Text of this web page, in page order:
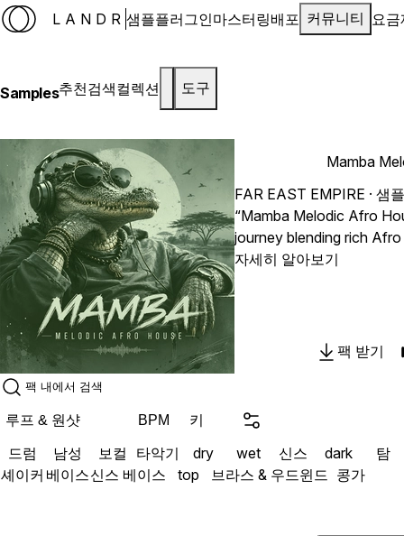
LANDR 샘플플러그인마스터링배포 커뮤니티 요금
Samples추천검색컬렉션 도구
Mamba
FAR EAST EMPIRE · 샘
“Mamba Melodic Afro
journey blending rich
emotional melodic
one unique sonic
자세히 알아보기
팩 받기
루프 & 원샷 BPM 키
드럼 남성 보컬 타악기 dry wet 신스 dark
탐
셰이커 베이스신스 베이스 top 브라스 & 우드윈드 콩가